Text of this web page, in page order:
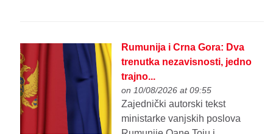
Rumunija i Crna Gora: Dva
trenutka nezavisnosti, jedno
trajno...
on 10/08/2026 at 09:55
Zajednički autorski tekst
ministarke vanjskih poslova